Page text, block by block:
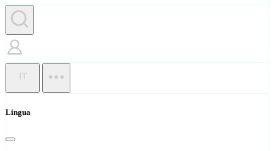
IT
Lingua